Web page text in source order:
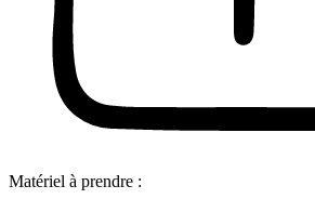
Matériel à prendre :